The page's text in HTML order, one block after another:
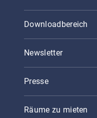
Downloadbereich
Newsletter
Presse
Räume zu mieten